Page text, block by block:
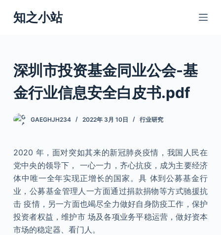
跳
过
知之小站
深圳市投资基金同业公会-基
金行业信息安全白皮书.pdf
GAEGHJH234 2022年 3月 10日 行业研究
2020 年，面对突如其来的新冠肺炎疫情，我国人民在
党中央的领导下， 一心一力，齐心抗疫，成为主要经济
体中唯一全年实现正增长的国家。具 体到公募基金行
业，公募基金管理人一方面通过捐款捐物等方式驰援抗
击 疫情，另一方面也竭尽全力做好自身防疫工作，保护
投资者权益，维护市 场及各项业务平稳运营，做好资本
市场的稳定器、看门人。